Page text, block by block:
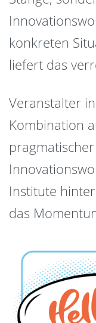
konkreten
liefert das
Veranstalter
Kombination
Institute
das